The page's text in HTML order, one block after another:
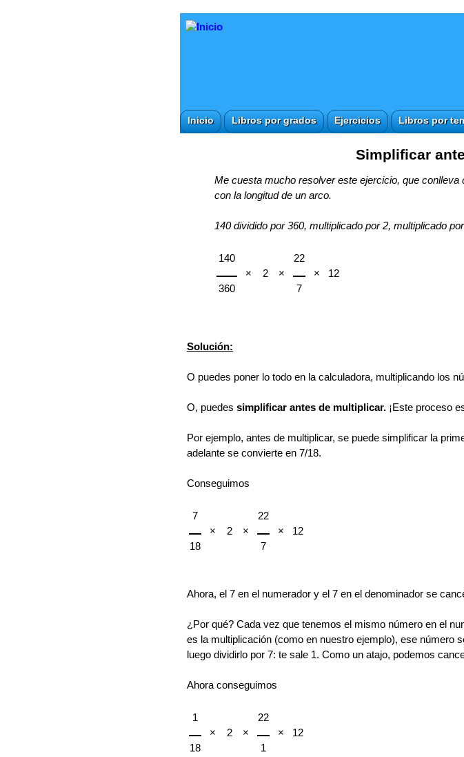
Inicio Libros por grados Ejercicios Libros por
Simplificar
Me cuesta mucho resolver este ejercicio, que
con la longitud de un arco.
140 dividido por 360, multiplicado por 2, multiplicado
140
360
× 2 ×
22
7
× 12
Solución:
O puedes poner lo todo en la calculadora, multiplicando los
O, puedes simplificar antes de multiplicar. ¡Este proceso
Por ejemplo, antes de multiplicar, se puede simplificar la
adelante se convierte en 7/18.
Conseguimos
7
18
× 2 ×
22
7
× 12
Ahora, el 7 en el numerador y el 7 en el denominador se
¿Por qué? Cada vez que tenemos el mismo número en el
es la multiplicación (como en nuestro ejemplo), ese número
luego dividirlo por 7: te sale 1. Como un atajo, podemos
Ahora conseguimos
1
18
× 2 ×
22
1
× 12